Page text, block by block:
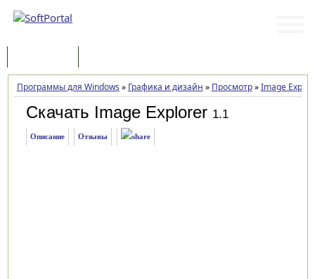
Программы для Windows » Графика и дизайн » Просмотр»Image
Скачать Image Explorer 1.1
Описание Отзывы